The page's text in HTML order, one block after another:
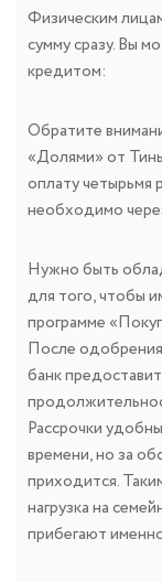
Физическим
сумму сразу. Вы
кредитом:
Обратите
«Долями» от
оплату
необходимо
Нужно быть
для того, чтобы
программе
После
банк
Рассрочки
времени, но за
приходится.
нагрузка на
прибегают